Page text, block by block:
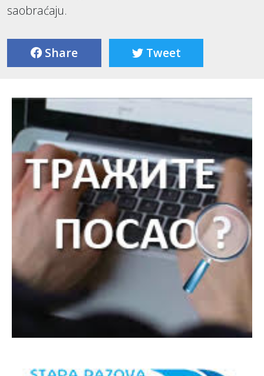
saobraćaju.
Share Tweet